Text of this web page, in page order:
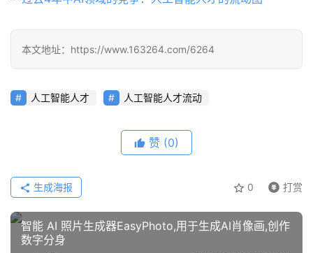
应
用
行
教
程
本文地址：https://www.163264.com/6264
人工智能人才 人工智能人才流动
赞 (0)
0 打赏
生成海报
智能 AI 照片生成器EasyPhoto,用于生成AI肖像画,创作
数字分身